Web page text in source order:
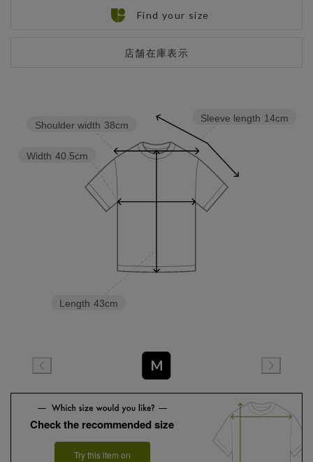
店舗在庫表示
Find your size
Sleeve length 14cm
Length 43cm
Width 40.5cm
Shoulder width 38cm
M
Check the recommended size
Try this item on